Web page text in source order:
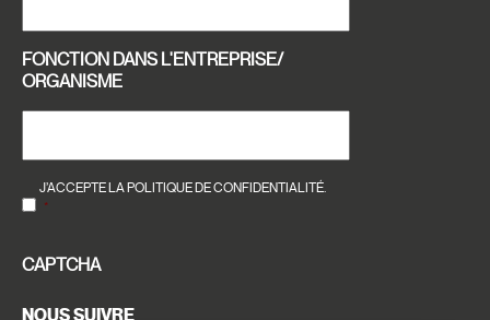
FONCTION DANS L'ENTREPRISE/
ORGANISME
RGPD *
J’ACCEPTE LA POLITIQUE DE CONFIDENTIALITÉ.
*
CAPTCHA